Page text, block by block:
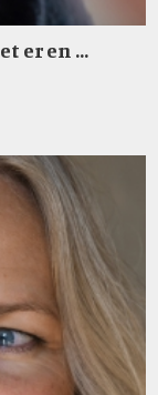
er en ...